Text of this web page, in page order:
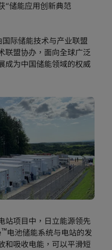
“储能应用创新典范
际储能技术与产业联盟
联盟协办，面向全球广泛
成为中国储能领域的权威
站项目中，日立能源领先
™电池储能系统与电站的发
和吸收电能，可以平滑短